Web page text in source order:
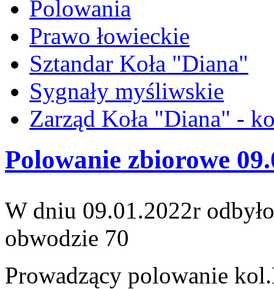
Polowania
Prawo łowieckie
Sztandar Koła "Diana"
Sygnały myśliwskie
Zarząd Koła "Diana" -
Polowanie zbiorowe
W dniu 09.01.2022r
obwodzie 70
Prowadzący polowanie